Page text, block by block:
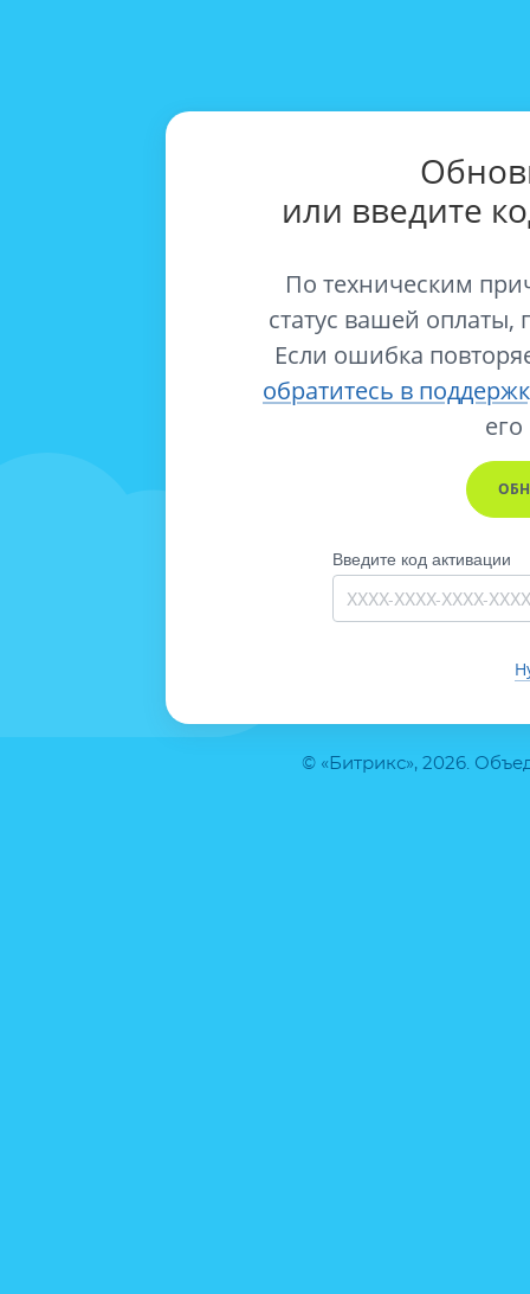
© «Битрикс», 2026.
или введите
По техническим
статус вашей оплаты,
Если ошибка
обратитесь в
его
Введите код активации